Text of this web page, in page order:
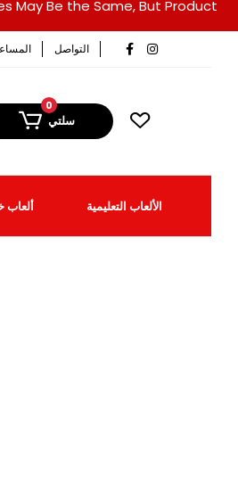
May Be the Same, But Product
التواصل
0
سلتي
ألعاب الألعاب التعليمية